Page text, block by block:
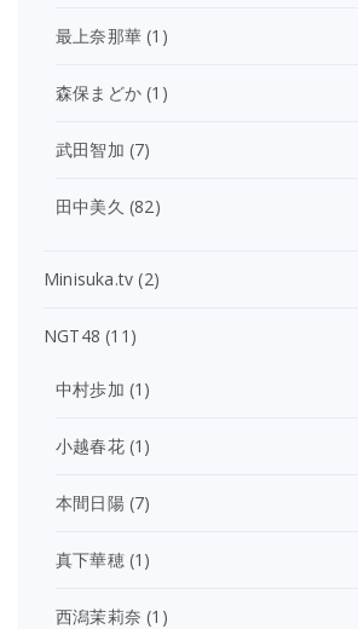
最上奈那華 (1)
森保まどか (1)
武田智加 (7)
田中美久 (82)
Minisuka.tv (2)
NGT48 (11)
中村歩加 (1)
小越春花(1)
本間日陽(7)
真下華穂(1)
西潟茉莉奈 (1)